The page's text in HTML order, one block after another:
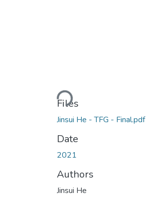
Loading...
Files
Jinsui He - TFG - Final.pdf
Date
2021
Authors
Jinsui He